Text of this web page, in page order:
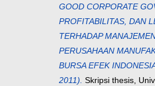
GOOD CORPORATE
PROFITABILITAS, DAN
TERHADAP
PERUSAHAAN
BURSA EFEK
2011). Skripsi thesis,